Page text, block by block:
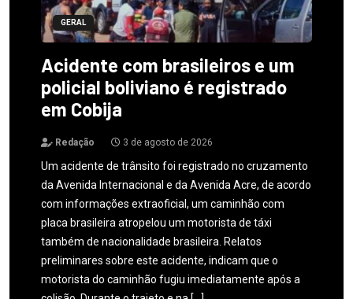
GERAL
Acidente com brasileiros e um
policial boliviano é registrado
em Cobija
Redação 3 de agosto de 2026
Um acidente de trânsito foi registrado no cruzamento
da Avenida Internacional e da Avenida Acre, de acordo
com informações extraoficial, um caminhão com
placa brasileira atropelou um motorista de táxi
também de nacionalidade brasileira. Relatos
preliminares sobre este acidente, indicam que o
motorista do caminhão fugiu imediatamente após a